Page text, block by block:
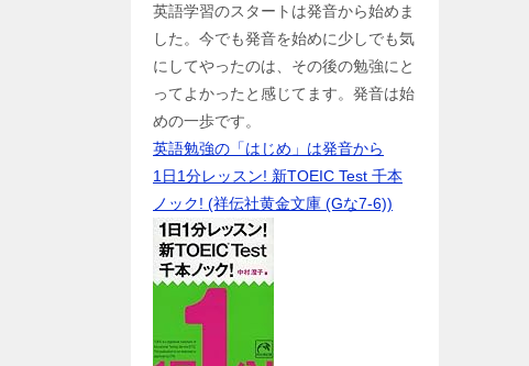
英語学習のスタートは発音から始めま
した。今でも発音を始めに少しでも気
にしてやったのは、その後の勉強にと
ってよかったと感じてます。発音は始
めの一歩です。
英語勉強の「はじめ」は発音から
1日1分レッスン! 新TOEIC Test 千本
ノック! (祥伝社黄金文庫 (Gな7-6))